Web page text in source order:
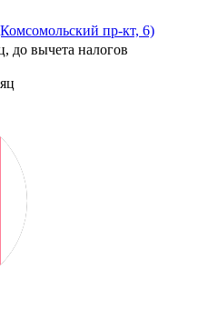
пр-кт, 6)
до вычета налогов